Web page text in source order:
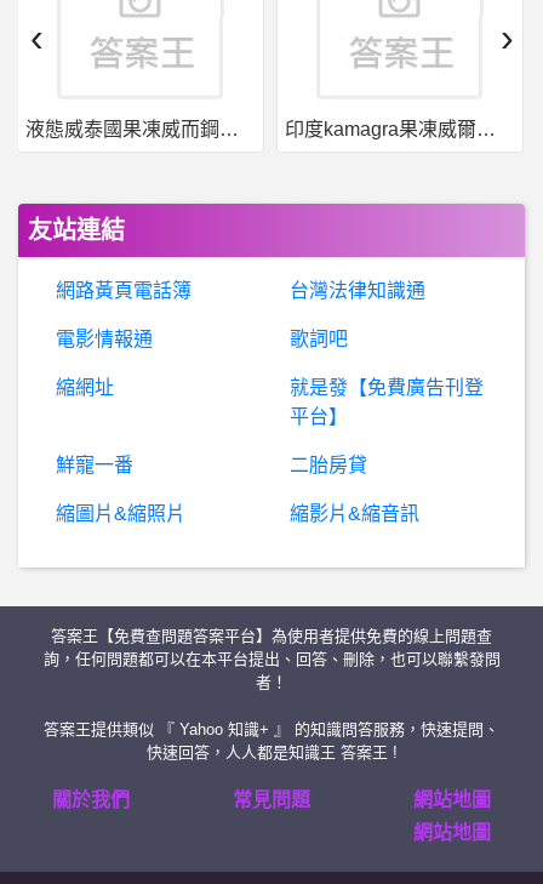
美
國籃球- 下一個老司機會是誰啊？ 下一個老司機會是誰啊？
希
洽- 有多人退隊流的作品嗎？ 有多人退隊流的作品嗎？
希
洽- 歷代御三家有誰能跟新葉喵和呆火鱷爭1&2? 歷代御三家有誰能跟新葉喵和呆火鱷爭1&2?
B
aseballXXXX- 投手問題還是打線爛 投手問題還是打線爛
希洽- 漫威系列的阿斯嘉人
西斯 性愛- 有關外約問題 有關外約問題
液態威泰國果凍威而鋼哪裡買 印度kamagra果凍威爾剛用於治療男性勃起功能障礙
‹ ›
友站連結
網路黃頁電話簿 台灣法律知識通
電影情報通 歌詞吧
縮網址
就是發【免費廣告刊登
平台】
鮮寵一番 二胎房貸
縮圖片&縮照片 縮影片&縮音訊
答案王【免費查問題答案平台】為使用者提供免費的線上問題查
詢，任何問題都可以在本平台提出、回答、刪除，也可以聯繫發問
者！
答案王提供類似 『 Yahoo 知識+ 』 的知識問答服務，快速提問、
快速回答，人人都是知識王 答案王 !
關於我們 常見問題
網站地圖
網站地圖